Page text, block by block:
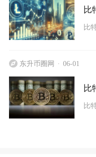
比
比
东升币圈网 06-01
比
比